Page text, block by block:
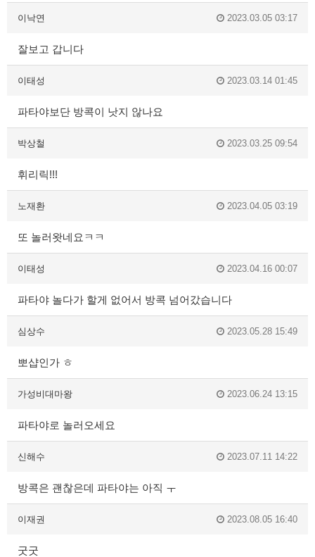
이낙연 2023.03.05 03:17
잘보고 갑니다
이태성 2023.03.14 01:45
파타야보단 방콕이 낫지 않나요
박상철 2023.03.25 09:54
휘리릭!!!
노재환 2023.04.05 03:19
또 놀러왓네요ㅋㅋ
이태성 2023.04.16 00:07
파타야 놀다가 할게 없어서 방콕 넘어갔습니다
심상수 2023.05.28 15:49
뽀샵인가 ㅎ
가성비대마왕 2023.06.24 13:15
파타야로 놀러오세요
신해수 2023.07.11 14:22
방콕은 괜찮은데 파타야는 아직 ㅜ
이재권 2023.08.05 16:40
굿굿